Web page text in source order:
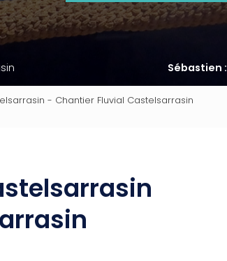
Sébastien :
- Chantier Fluvial Castelsarrasin